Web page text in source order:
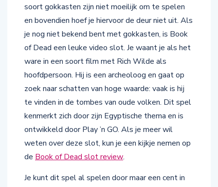
en bovendien hoef je hiervoor de deur niet uit. Als
je nog niet bekend bent met gokkasten, is Book
of Dead een leuke video slot. Je waant je als het
ware in een soort film met Rich Wilde als
hoofdpersoon. Hij is een archeoloog en gaat op
zoek naar schatten van hoge waarde: vaak is hij
te vinden in de tombes van oude volken. Dit spel
kenmerkt zich door zijn Egyptische thema en is
ontwikkeld door Play ’n GO. Als je meer wil
weten over deze slot, kun je een kijkje nemen op
deBook of Dead slot review .
te zetten. Dit is een van de redenen waarom veel